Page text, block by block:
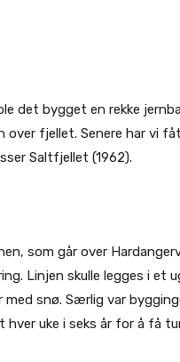
det bygget en rekke
fjellet. Senere har vi
Saltfjellet (1962).
som går over
Linjen skulle legges i et
snø. Særlig var
uke i seks år for å få